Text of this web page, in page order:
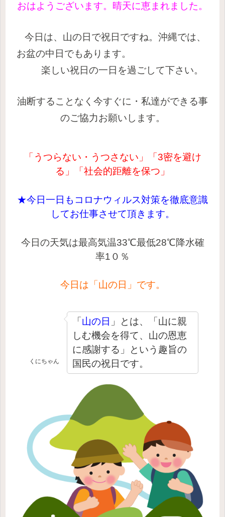
おはようございます。晴天に恵まれました。
今日は、山の日で祝日ですね。 沖縄では、
お盆の中日でもあります。
楽しい祝日の一日を過ごして下さい。
油断することなく 今すぐに・私達ができる事
のご協力お願いします。
「うつらない・うつさない」「3密を避け
る」「社会的距離を保つ」
★今日一日もコロナウィルス対策を徹底意識
してお仕事させて頂きます。
今日の天気は最高気温33℃最低28℃降水確
率1 ０％
今日は 「山の日」です。
くにちゃん
「 山の日 」とは、
「山に親
しむ機会を得て、山の恩恵
に感謝する」という趣旨の
国民の祝日です。